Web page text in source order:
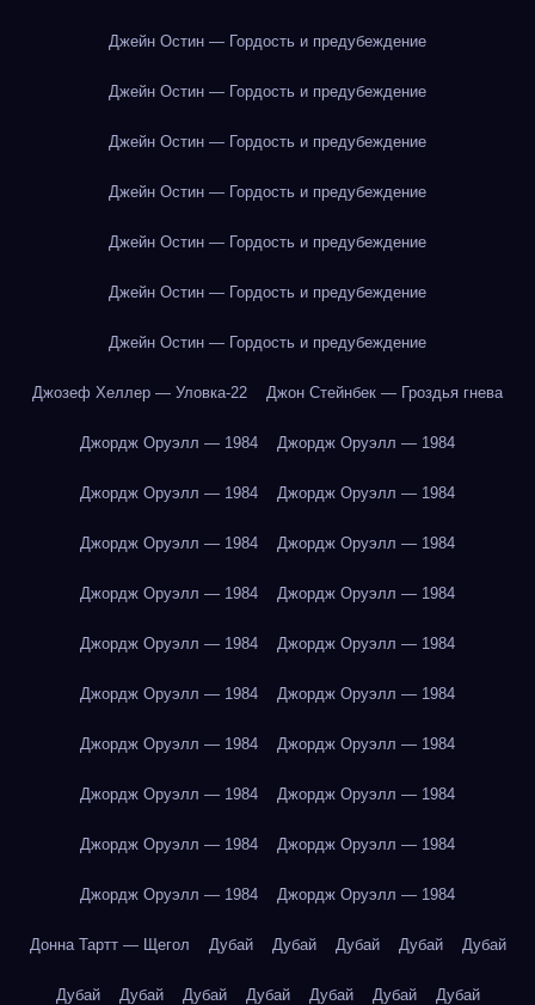
Джейн Остин — Гордость и предубеждение
Джейн Остин — Гордость и предубеждение
Джейн Остин — Гордость и предубеждение
Джейн Остин — Гордость и предубеждение
Джейн Остин — Гордость и предубеждение
Джейн Остин — Гордость и предубеждение
Джейн Остин — Гордость и предубеждение
Джозеф Хеллер — Уловка-22 Джон Стейнбек — Гроздья гнева
Джордж Оруэлл — 1984 Джордж Оруэлл — 1984
Джордж Оруэлл — 1984 Джордж Оруэлл — 1984
Джордж Оруэлл — 1984 Джордж Оруэлл — 1984
Джордж Оруэлл — 1984 Джордж Оруэлл — 1984
Джордж Оруэлл — 1984 Джордж Оруэлл — 1984
Джордж Оруэлл — 1984 Джордж Оруэлл — 1984
Джордж Оруэлл — 1984 Джордж Оруэлл — 1984
Джордж Оруэлл — 1984 Джордж Оруэлл — 1984
Джордж Оруэлл — 1984 Джордж Оруэлл — 1984
Джордж Оруэлл — 1984 Джордж Оруэлл — 1984
Донна Тартт — Щегол Дубай Дубай Дубай Дубай Дубай
Дубай Дубай Дубай Дубай Дубай Дубай Дубай